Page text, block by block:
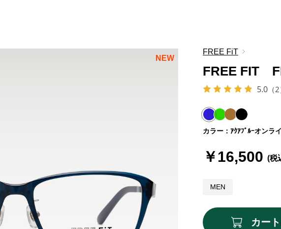
NEW
FREE FiT
カラー：ｱｸｱﾌﾞﾙｰオンラ
￥16,500
MEN
FREE FIT
5.0 （2
カー